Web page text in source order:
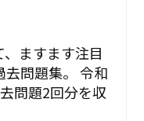
ますます注目
問題集。 令和
問題2回分を収